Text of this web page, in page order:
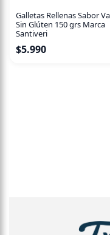
Galletas Rellenas Sabor
Sin Glúten 150 grs Marca
Santiveri
$5.990